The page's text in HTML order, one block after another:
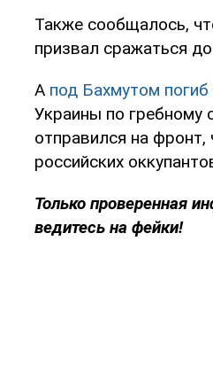
Также сообщалось,
призвал сражаться
А под Бахмутом
Украины по гребному
отправился на
российских
Только проверенная
ведитесь на фейки!